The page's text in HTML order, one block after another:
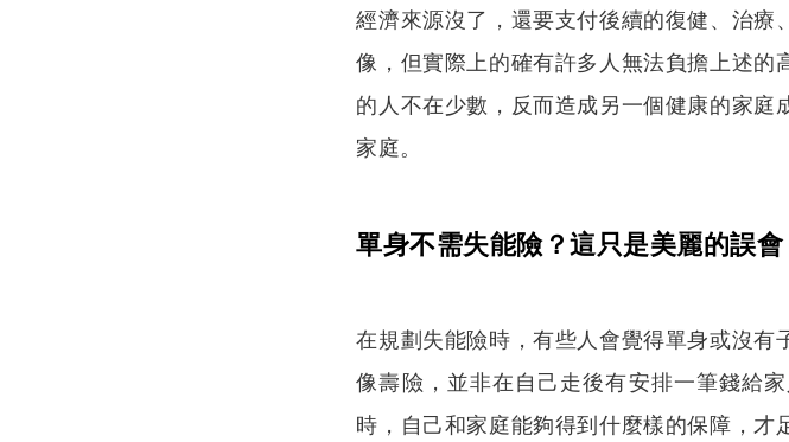
經濟來源沒了，還要支付後續的復健、治
像，但實際上的確有許多人無法負擔上述
的人不在少數，反而造成另一個健康的家
家庭。
單身不需失能險？這只是美麗的誤會
在規劃失能險時，有些人會覺得單身或沒
像壽險，並非在自己走後有安排一筆錢給
時，自己和家庭能夠得到什麼樣的保障，